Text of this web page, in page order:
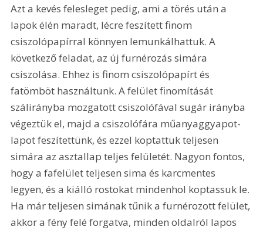
Azt a kevés felesleget pedig, ami a törés után a
lapok élén maradt, lécre feszített finom
csiszolópapírral könnyen lemunkálhattuk. A
következő feladat, az új furnérozás simára
csiszolása. Ehhez is finom csiszolópapírt és
fatömböt használtunk. A felület finomítását
szálirányba mozgatott csiszolófával sugár irányba
végeztük el, majd a csiszolófára műanyaggyapot-
lapot feszítettünk, és ezzel koptattuk teljesen
simára az asztallap teljes felületét. Nagyon fontos,
hogy a fafelület teljesen sima és karcmentes
legyen, és a kiálló rostokat mindenhol koptassuk le.
Ha már teljesen simának tűnik a furnérozott felület,
akkor a fény felé forgatva, minden oldalról lapos